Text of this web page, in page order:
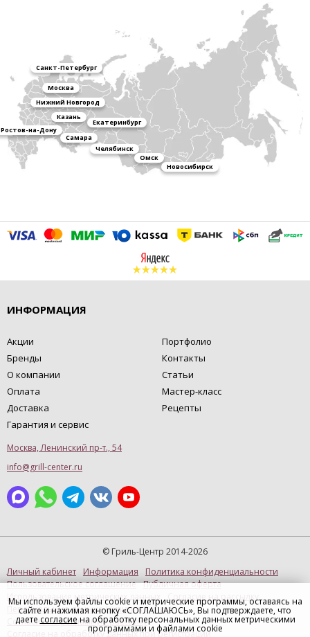
Санкт-Петербург
Москва
Нижний Новгород
Казань
Екатеринбург
Ростов-на-Дону
Самара
Челябинск
Омск
Новосибирск
ИНФОРМАЦИЯ
Акции
Бренды
О компании
Оплата
Доставка
Гарантия и сервис
Портфолио
Контакты
Статьи
Мастер-класс
Рецепты
Москва, Ленинский пр-т., 54
info@grill-center.ru
© Гриль-Центр 2014-2026
Личный кабинет Информация
Политика конфиденциальности
Пользовательское соглашение Публичная оферта
Использование метрических данных
Персональные данные (Купить в 1 клик)
Согласие на рекламную рассылку
Согласие на обработку данных при регистрации
Мы используем файлы cookie и метрические программы, оставаясь на
сайте и нажимая кнопку «СОГЛАШАЮСЬ», Вы подтверждаете, что
даете согласие на обработку персональных данных метрическими
программами и файлами cookie